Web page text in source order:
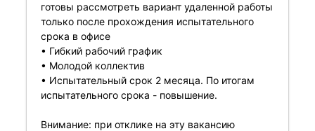
готовы рассмотреть вариант удаленной работы
только после прохождения испытательного
срока в офисе
• Гибкий рабочий график
• Молодой коллектив
• Испытательный срок 2 месяца. По итогам
испытательного срока - повышение.
Внимание: при отклике на эту вакансию